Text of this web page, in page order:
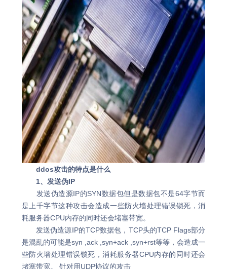
ddos攻击的特点是什么
1、发送伪IP
发送伪造源IP的SYN数据包但是数据包不是64字节而
是上千字节这种攻击会造成一些防火墙处理错误锁死，消
耗服务器CPU内存的同时还会堵塞带宽。
发送伪造源IP的TCP数据包，TCP头的TCP Flags部分
是混乱的可能是syn ,ack ,syn+ack ,syn+rst等等，会造成一
些防火墙处理错误锁死，消耗服务器CPU内存的同时还会
堵塞带宽。 针对用UDP协议的攻击